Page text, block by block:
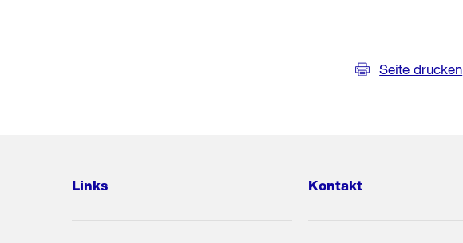
Seite drucken
Links Kontakt